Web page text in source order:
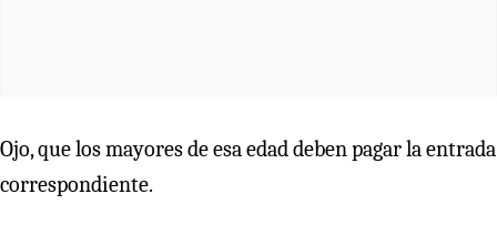
Ojo, que los mayores de esa edad deben pagar la entrada
correspondiente.